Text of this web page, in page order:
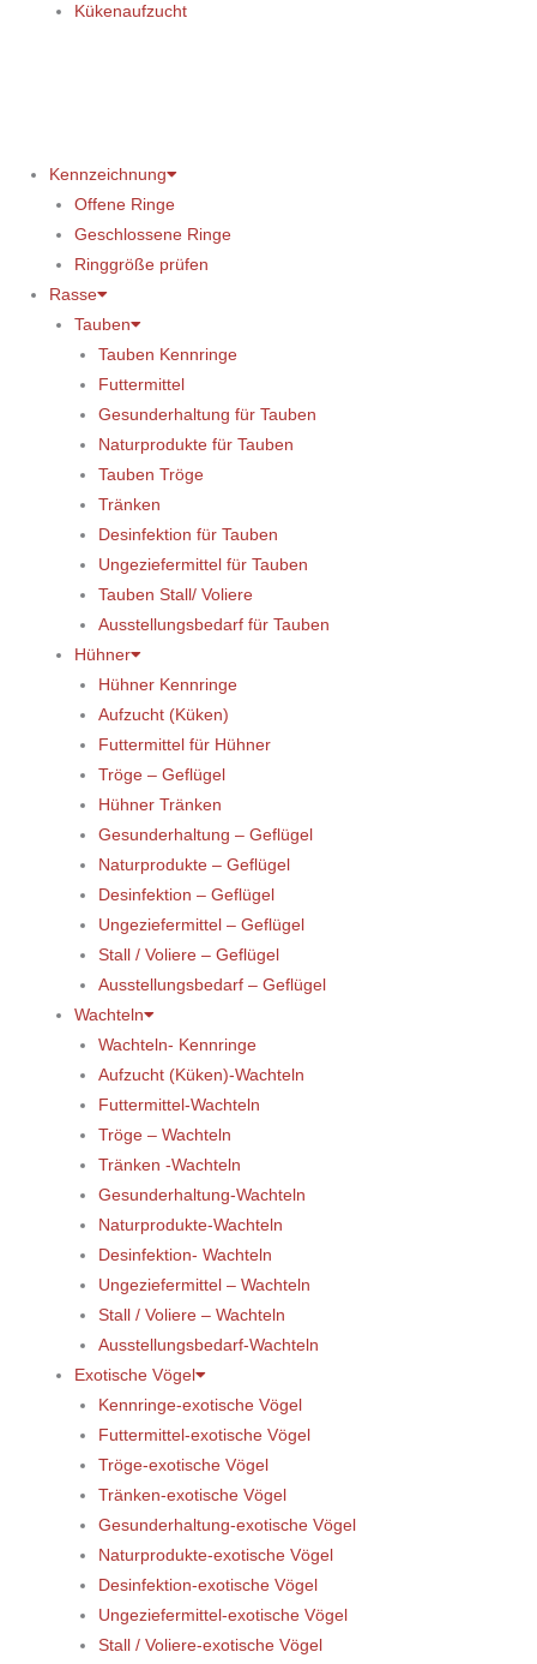
Kükenaufzucht
Kennzeichnung
Offene Ringe
Geschlossene Ringe
Ringgröße prüfen
Rasse
Tauben
Tauben Kennringe
Futtermittel
Gesunderhaltung für Tauben
Naturprodukte für Tauben
Tauben Tröge
Tränken
Desinfektion für Tauben
Ungeziefermittel für Tauben
Tauben Stall/ Voliere
Ausstellungsbedarf für Tauben
Hühner
Hühner Kennringe
Aufzucht (Küken)
Futtermittel für Hühner
Tröge – Geflügel
Hühner Tränken
Gesunderhaltung – Geflügel
Naturprodukte – Geflügel
Desinfektion – Geflügel
Ungeziefermittel – Geflügel
Stall / Voliere – Geflügel
Ausstellungsbedarf – Geflügel
Wachteln
Wachteln- Kennringe
Aufzucht (Küken)-Wachteln
Futtermittel-Wachteln
Tröge – Wachteln
Tränken -Wachteln
Gesunderhaltung-Wachteln
Naturprodukte-Wachteln
Desinfektion- Wachteln
Ungeziefermittel – Wachteln
Stall / Voliere – Wachteln
Ausstellungsbedarf-Wachteln
Exotische Vögel
Kennringe-exotische Vögel
Futtermittel-exotische Vögel
Tröge-exotische Vögel
Tränken-exotische Vögel
Gesunderhaltung-exotische Vögel
Naturprodukte-exotische Vögel
Desinfektion-exotische Vögel
Ungeziefermittel-exotische Vögel
Stall / Voliere-exotische Vögel